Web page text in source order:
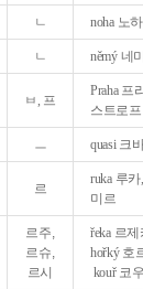
ㄴ noha 노
ㄴ němý 네
ㅂ, 프
Praha 프
스트로프
ㅡ quasi 크
르
ruka 루
미르
르주,
르슈,
르시
řeka 르
hořký 호
kouř 코